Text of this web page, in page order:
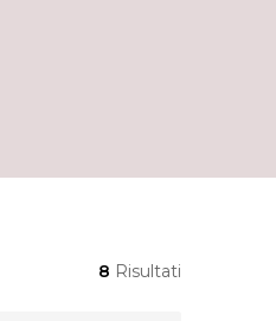
8 Risultati